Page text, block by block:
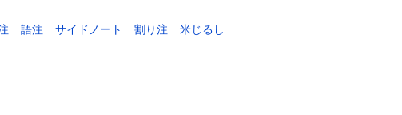
語注 サイドノート 割り注 米じるし